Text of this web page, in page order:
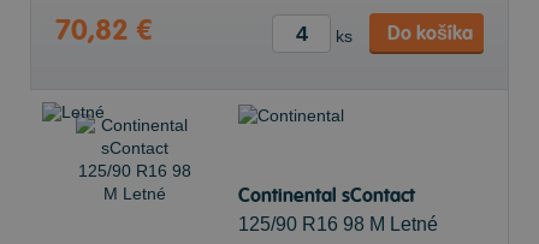
70,82 € ks Do košíka
Continental sContact
125/90 R16 98 M Letné